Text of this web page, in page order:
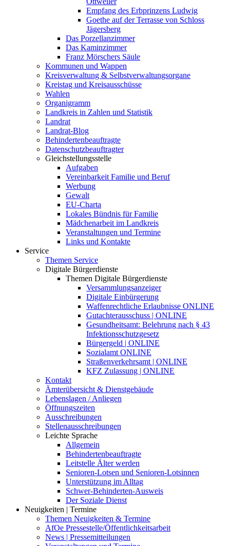
Empfang des Erbprinzens Ludwig
Goethe auf der Terrasse von Schloss
Jägersberg
Das Porzellanzimmer
Das Kaminzimmer
Franz Mörschers Säule
Kommunen und Wappen
Kreisverwaltung & Selbstverwaltungsorgane
Kreistag und Kreisausschüsse
Wahlen
Organigramm
Landkreis in Zahlen und Statistik
Landrat
Landrat-Blog
Behindertenbeauftragte
Datenschutzbeauftragter
Gleichstellungsstelle
Aufgaben
Vereinbarkeit Familie und Beruf
Werbung
Gewalt
EU-Charta
Lokales Bündnis für Familie
Mädchenarbeit im Landkreis
Veranstaltungen und Termine
Links und Kontakte
Service
Themen Service
Digitale Bürgerdienste
Themen Digitale Bürgerdienste
Versammlungsanzeiger
Digitale Einbürgerung
Waffenrechtliche Erlaubnisse ONLINE
Gutachterausschuss | ONLINE
Gesundheitsamt: Belehrung nach § 43
Infektionsschutzgesetz
Bürgergeld | ONLINE
Sozialamt ONLINE
Straßenverkehrsamt | ONLINE
KFZ Zulassung | ONLINE
Kontakt
Ämterübersicht & Dienstgebäude
Lebenslagen / Anliegen
Öffnungszeiten
Ausschreibungen
Stellenausschreibungen
Leichte Sprache
Allgemein
Behindertenbeauftragte
Leitstelle Älter werden
Senioren-Lotsen und Senioren-Lotsinnen
Unterstützung im Alltag
Schwer-Behinderten-Ausweis
Der Soziale Dienst
Neuigkeiten | Termine
Themen Neuigkeiten & Termine
AfOe Pressestelle/Öffentlichkeitsarbeit
News | Pressemitteilungen